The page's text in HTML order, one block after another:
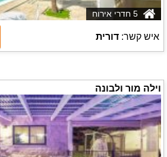
איש קשר: דורית
וילה מור ולבונה